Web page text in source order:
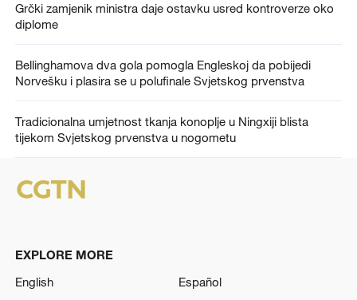
Grčki zamjenik ministra daje ostavku usred kontroverze oko
diplome
Bellinghamova dva gola pomogla Engleskoj da pobijedi
Norvešku i plasira se u polufinale Svjetskog prvenstva
Tradicionalna umjetnost tkanja konoplje u Ningxiji blista
tijekom Svjetskog prvenstva u nogometu
EXPLORE MORE
English
Español